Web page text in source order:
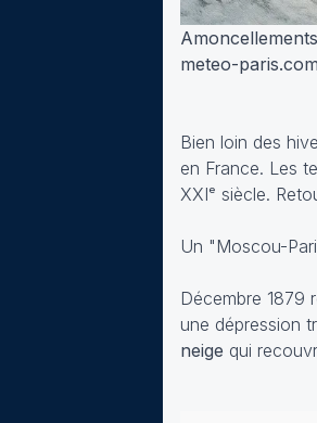
meteo-paris.com
Bien loin des
en France. Les
XXIᵉ siècle.
Un "Moscou-
Décembre 1879
une dépression
neige qui